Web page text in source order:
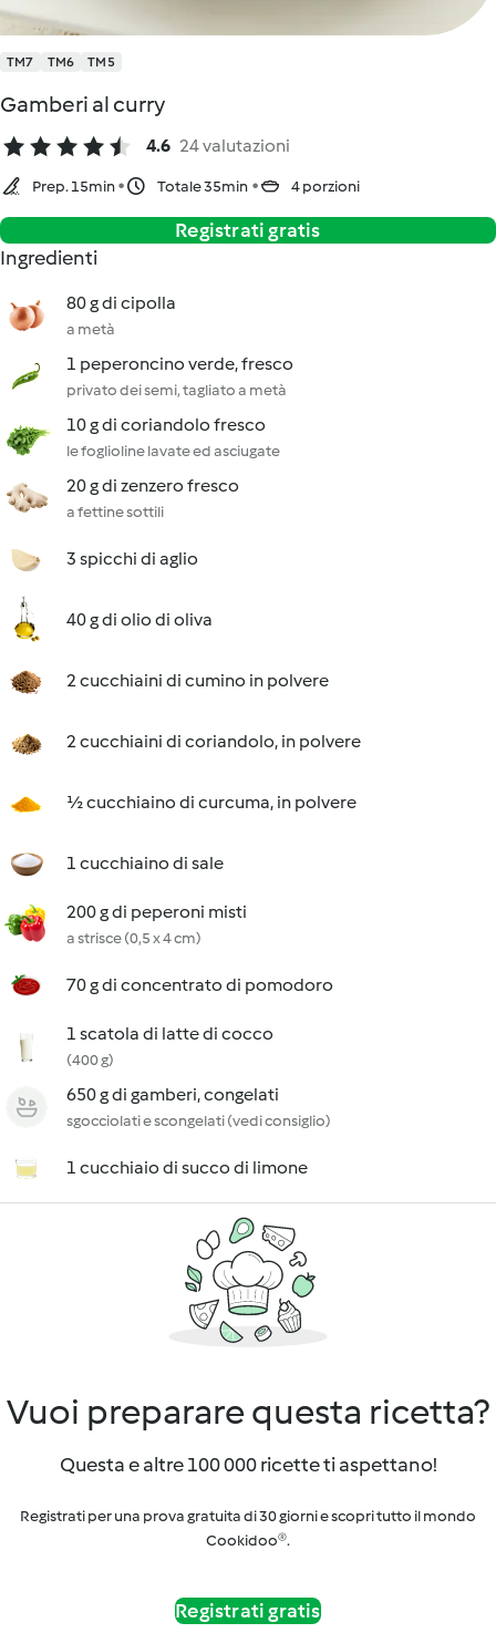
TM7 TM6 TM5
Gamberi al curry
4.6 24 valutazioni
Prep. 15min Totale 35min 4 porzioni
Registrati gratis
Ingredienti
80 g di cipolla
a metà
1 peperoncino verde, fresco
privato dei semi, tagliato a metà
10 g di coriandolo fresco
le foglioline lavate ed asciugate
20 g di zenzero fresco
a fettine sottili
3 spicchi di aglio
40 g di olio di oliva
2 cucchiaini di cumino in polvere
2 cucchiaini di coriandolo, in polvere
½ cucchiaino di curcuma, in polvere
1 cucchiaino di sale
200 g di peperoni misti
a strisce (0,5 x 4 cm)
70 g di concentrato di pomodoro
1 scatola di latte di cocco
(400 g)
650 g di gamberi, congelati
sgocciolati e scongelati (vedi consiglio)
1 cucchiaio di succo di limone
Vuoi preparare questa ricetta?
Questa e altre 100 000 ricette ti aspettano!
Registrati per una prova gratuita di 30 giorni e scopri tutto il mondo
Cookidoo®.
Registrati gratis